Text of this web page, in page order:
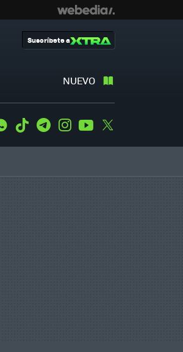
NUEVO
Suscríbete a
WhatsApp
Tiktok TelegramInstagramYoutube